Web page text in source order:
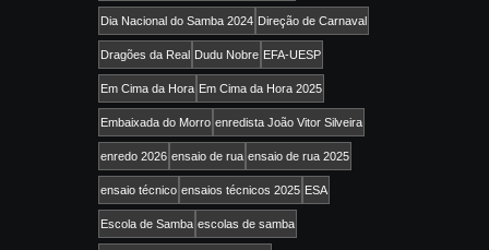
Dia Nacional do Samba 2024 Direção de Carnaval
Dragões da Real Dudu Nobre EFA-UESP
Em Cima da Hora Em Cima da Hora 2025
Embaixada do Morro enredista João Vitor Silveira
enredo 2026 ensaio de rua ensaio de rua 2025
ensaio técnico ensaios técnicos 2025 ESA
Escola de Samba escolas de samba